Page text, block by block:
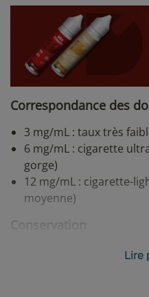
Correspondance des
3 mg/mL : taux très
6 mg/mL : cigarette
gorge)
12 mg/mL : cigarette-
moyenne)
Conservation
Afin de profiter au
Lire